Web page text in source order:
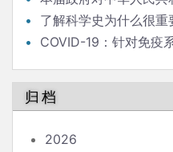
了解科学史为什么很重
COVID-19：针对免疫
归档
2026